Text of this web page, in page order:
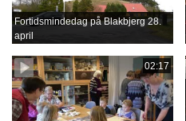
Fortidsmindedag på Blakbjerg 28.
april
02:17